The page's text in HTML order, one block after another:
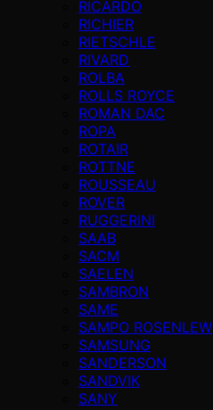
RICARDO
RICHIER
RIETSCHLE
RIVARD
ROLBA
ROLLS ROYCE
ROMAN DAC
ROPA
ROTAIR
ROTTNE
ROUSSEAU
ROVER
RUGGERINI
SAAB
SACM
SAELEN
SAMBRON
SAME
SAMPO ROSENLEW
SAMSUNG
SANDERSON
SANDVIK
SANY